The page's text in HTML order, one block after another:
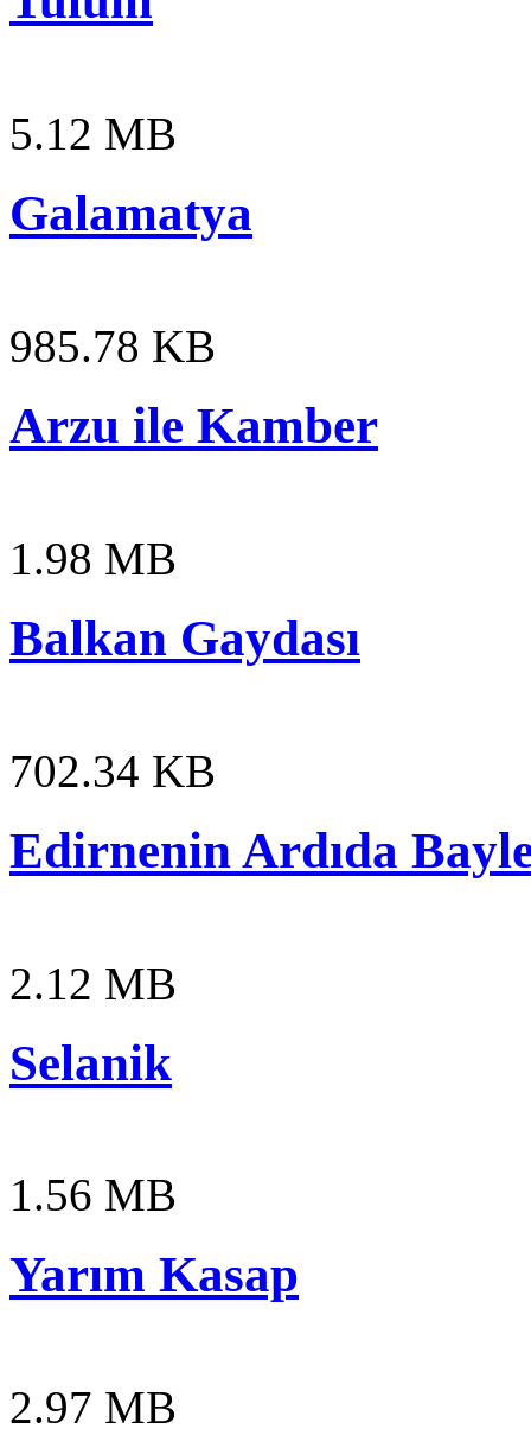
5.12 MB
Galamatya
985.78 KB
Arzu ile Kamber
1.98 MB
Balkan Gaydası
702.34 KB
Edirnenin Ardıda
2.12 MB
Selanik
1.56 MB
Yarım Kasap
2.97 MB